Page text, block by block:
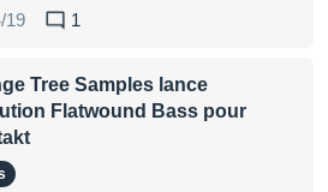
19
1
Tree Samples lance
Flatwound Bass pour